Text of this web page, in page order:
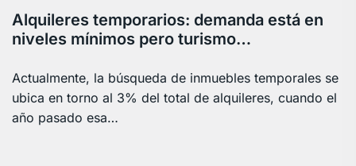
Alquileres temporarios: demanda está en
niveles mínimos pero turismo…
Actualmente, la búsqueda de inmuebles temporales se
ubica en torno al 3% del total de alquileres, cuando el
año pasado esa…